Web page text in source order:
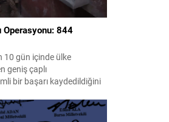
844
10 gün içinde ülke
geniş çaplı
bir başarı kaydedildiğini
yüzlerce şüpheli gözaltına
Müdürlüğü Narkotik